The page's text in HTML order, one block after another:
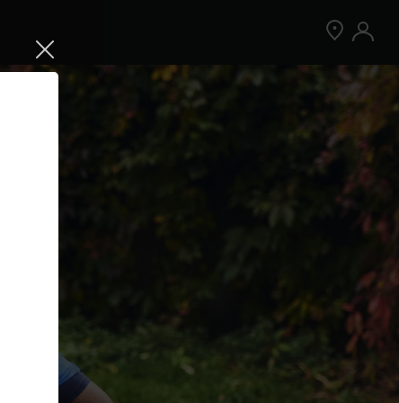
Jetzt Peloton App kostenlos testen
Nur für Neukund:innen der App. Weitere
Bedingungen gelten.¹